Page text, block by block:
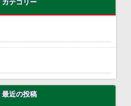
カテゴリー
最近の投稿